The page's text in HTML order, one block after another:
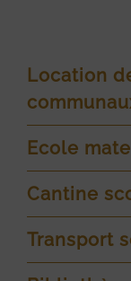
Location
Ecole
Cantine
Transport